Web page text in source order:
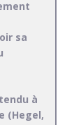
sa
à
(Hegel,